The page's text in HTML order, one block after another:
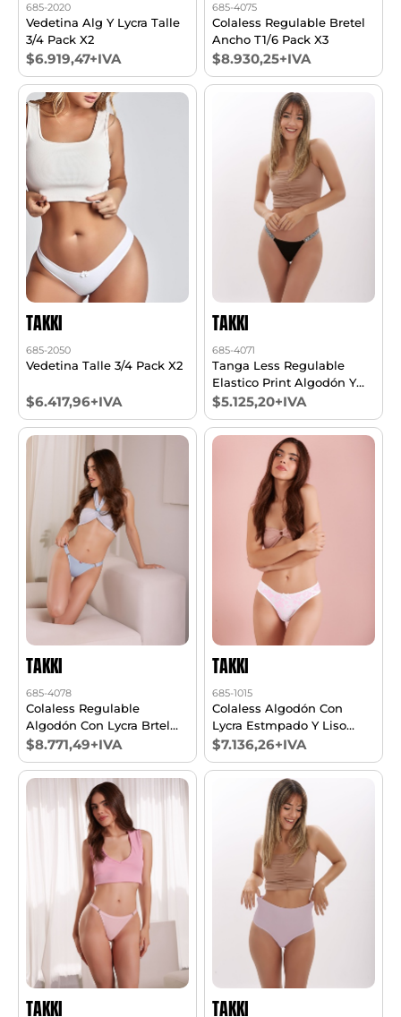
685-2020
Vedetina Alg Y Lycra Talle
3/4 Pack X2
$6.919,47+IVA
685-4075
Colaless Regulable Bretel
Ancho T1/6 Pack X3
$8.930,25+IVA
TAKKI
685-2050
Vedetina Talle 3/4 Pack X2
$6.417,96+IVA
TAKKI
685-4071
Tanga Less Regulable
Elastico Print Algodón Y
Lycra Talle 1/4 Pack X2
$5.125,20+IVA
TAKKI
685-4078
Colaless Regulable
Algodón Con Lycra Brtel
De 15mm En La Cintura
Pack X3 T1/6
$8.771,49+IVA
TAKKI
685-1015
Colaless Algodón Con
Lycra Estmpado Y Liso
Pack X3
$7.136,26+IVA
TAKKI TAKKI